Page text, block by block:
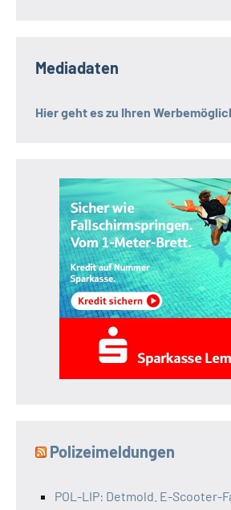
Mediadaten
Hier geht es zu Ihren
Polizeimeldungen
POL-LIP: Detmold. E-Scooter-